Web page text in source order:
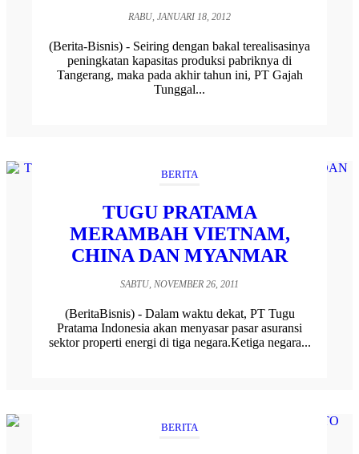
RABU, JANUARI 18, 2012
(Berita-Bisnis) - Seiring dengan bakal terealisasinya
peningkatan kapasitas produksi pabriknya di
Tangerang, maka pada akhir tahun ini, PT Gajah
Tunggal...
BERITA
TUGU PRATAMA
MERAMBAH VIETNAM,
CHINA DAN MYANMAR
SABTU, NOVEMBER 26, 2011
(BeritaBisnis) - Dalam waktu dekat, PT Tugu
Pratama Indonesia akan menyasar pasar asuransi
sektor properti energi di tiga negara.Ketiga negara...
BERITA